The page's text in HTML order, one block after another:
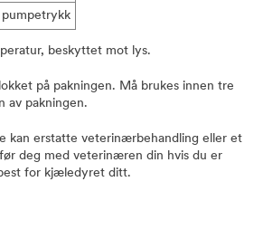
beskyttet mot lys.
på pakningen. Må brukes innen tre
av pakningen.
kan erstatte veterinærbehandling eller et
deg med veterinæren din hvis du er
for kjæledyret ditt.